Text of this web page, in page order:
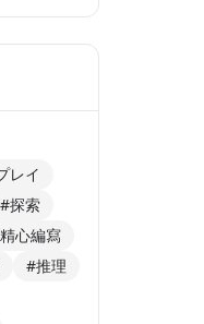
レイ
#探索
心編寫
#推理